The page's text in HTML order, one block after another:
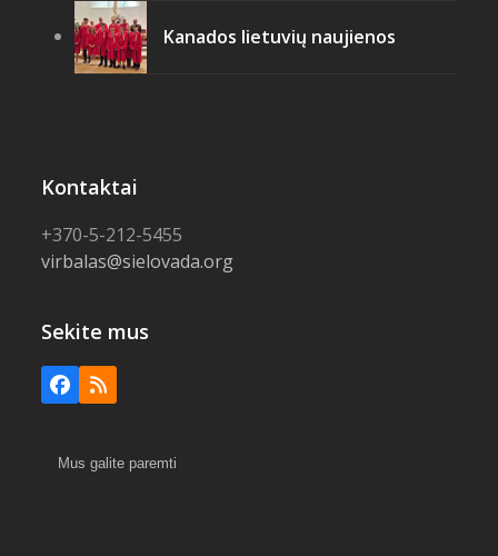
Kanados lietuvių naujienos
Kontaktai
+370-5-212-5455
virbalas@sielovada.org
Sekite mus
Facebook
RSS
Mus galite paremti